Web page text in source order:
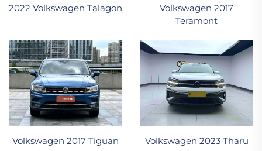
2022 Volkswagen Talagon
Volkswagen 2017
Teramont
Volkswagen 2017 Tiguan Volkswagen 2023 Tharu